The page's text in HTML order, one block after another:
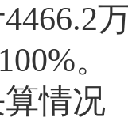
4466.2
100%。
算情况